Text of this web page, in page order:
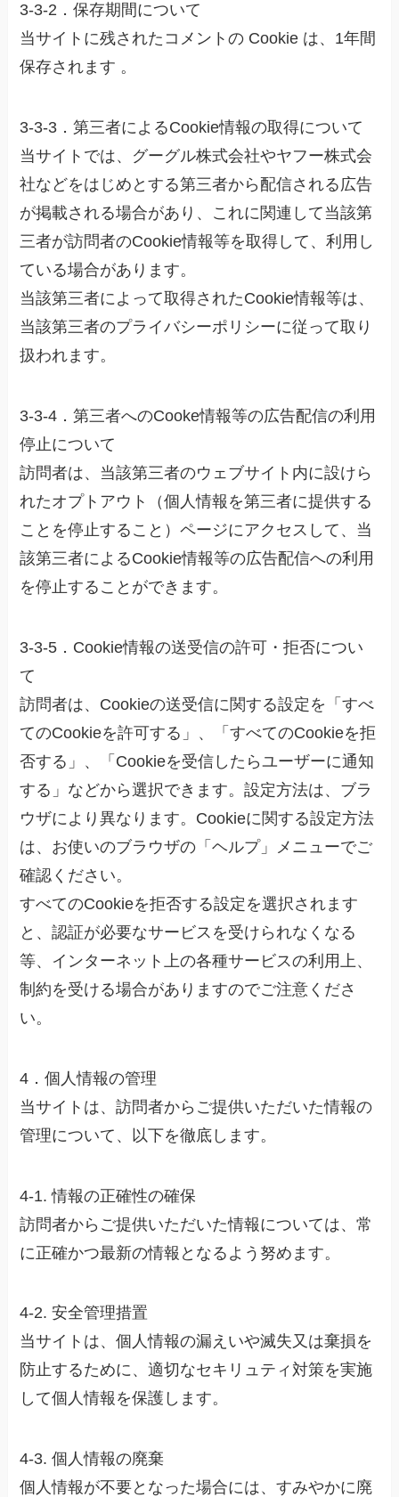
3-3-2．保存期間について
当サイトに残されたコメントの Cookie は、1年間
保存されます 。
3-3-3．第三者によるCookie情報の取得について
当サイトでは、グーグル株式会社やヤフー株式会
社などをはじめとする第三者から配信される広告
が掲載される場合があり、これに関連して当該第
三者が訪問者のCookie情報等を取得して、利用し
ている場合があります。
当該第三者によって取得されたCookie情報等は、
当該第三者のプライバシーポリシーに従って取り
扱われます。
3-3-4．第三者へのCooke情報等の広告配信の利用
停止について
訪問者は、当該第三者のウェブサイト内に設けら
れたオプトアウト（個人情報を第三者に提供する
ことを停止すること）ページにアクセスして、当
該第三者によるCookie情報等の広告配信への利用
を停止することができます。
3-3-5．Cookie情報の送受信の許可・拒否につい
て
訪問者は、Cookieの送受信に関する設定を「すべ
てのCookieを許可する」、「すべてのCookieを拒
否する」、「Cookieを受信したらユーザーに通知
する」などから選択できます。設定方法は、ブラ
ウザにより異なります。Cookieに関する設定方法
は、お使いのブラウザの「ヘルプ」メニューでご
確認ください。
すべてのCookieを拒否する設定を選択されます
と、認証が必要なサービスを受けられなくなる
等、インターネット上の各種サービスの利用上、
制約を受ける場合がありますのでご注意くださ
い。
4．個人情報の管理
当サイトは、訪問者からご提供いただいた情報の
管理について、以下を徹底します。
4-1. 情報の正確性の確保
訪問者からご提供いただいた情報については、常
に正確かつ最新の情報となるよう努めます。
4-2. 安全管理措置
当サイトは、個人情報の漏えいや滅失又は棄損を
防止するために、適切なセキリュティ対策を実施
して個人情報を保護します。
4-3. 個人情報の廃棄
個人情報が不要となった場合には、すみやかに廃